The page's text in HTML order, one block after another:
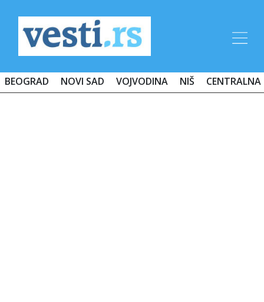
BEOGRAD NOVI SAD VOJVODINA NIŠ CENTRALNA